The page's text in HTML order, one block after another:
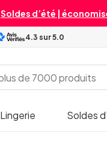
Soldes d’été |
4.3 sur 5.0
Lingerie Soldes